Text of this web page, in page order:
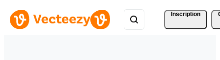
Inscription